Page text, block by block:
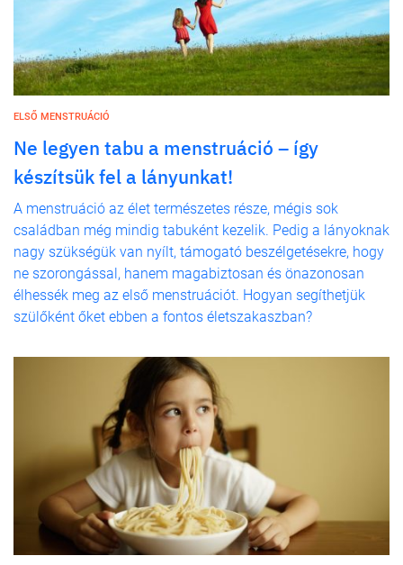
ELSŐ MENSTRUÁCIÓ
Ne legyen tabu a menstruáció – így
készítsük fel a lányunkat!
A menstruáció az élet természetes része, mégis sok
családban még mindig tabuként kezelik. Pedig a lányoknak
nagy szükségük van nyílt, támogató beszélgetésekre, hogy
ne szorongással, hanem magabiztosan és önazonosan
élhessék meg az első menstruációt. Hogyan segíthetjük
szülőként őket ebben a fontos életszakaszban?